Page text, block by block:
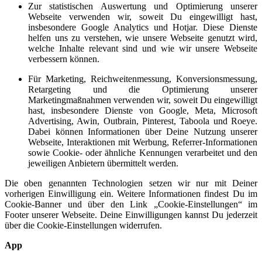
Zur statistischen Auswertung und Optimierung unserer
Webseite verwenden wir, soweit Du eingewilligt hast,
insbesondere Google Analytics und Hotjar. Diese Dienste
helfen uns zu verstehen, wie unsere Webseite genutzt wird,
welche Inhalte relevant sind und wie wir unsere Webseite
verbessern können.
Für Marketing, Reichweitenmessung, Konversionsmessung,
Retargeting und die Optimierung unserer
Marketingmaßnahmen verwenden wir, soweit Du eingewilligt
hast, insbesondere Dienste von Google, Meta, Microsoft
Advertising, Awin, Outbrain, Pinterest, Taboola und Roeye.
Dabei können Informationen über Deine Nutzung unserer
Webseite, Interaktionen mit Werbung, Referrer-Informationen
sowie Cookie- oder ähnliche Kennungen verarbeitet und den
jeweiligen Anbietern übermittelt werden.
Die oben genannten Technologien setzen wir nur mit Deiner
vorherigen Einwilligung ein. Weitere Informationen findest Du im
Cookie-Banner und über den Link „Cookie-Einstellungen“ im
Footer unserer Webseite. Deine Einwilligungen kannst Du jederzeit
über die Cookie-Einstellungen widerrufen.
App